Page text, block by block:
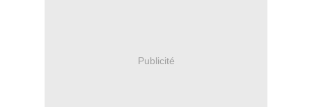
Publicité